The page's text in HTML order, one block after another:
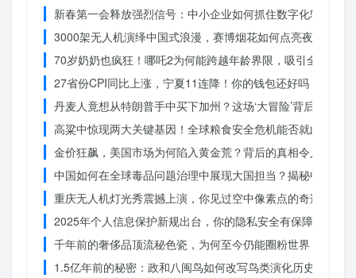
新春第一会释放强烈信号：中小企业如何抓住数字化转型的
3000架无人机演绎中国式浪漫，赛博烟花如何点亮夜空？
70岁奶奶也疯狂！哪吒2为何能跨越年龄界限，吸引全民观影
27省份CPI同比上涨，宁夏11连降！你的钱包还好吗？
丹麦人竟想从特朗普手中买下加州？这场‘大冒险’背后藏着什
高粱中惊现两大关键基因！全球粮食安全危机能否就此终结？
金价狂飙，美国市场为何陷入黄金荒？背后的真相令人
中国如何在全球毒品问题治理中展现大国担当？揭秘中国方
重庆无人机灯光秀震撼上演，你见过空中像素点的奇迹吗？
2025年个人信息保护新规出台，你的隐私安全有保障了吗？
千年前的奢侈品顶流秘色瓷，为何至今仍能圈粉世界？揭秘
1.5亿年前的秘密：政和八闽鸟如何改写鸟类演化历史？